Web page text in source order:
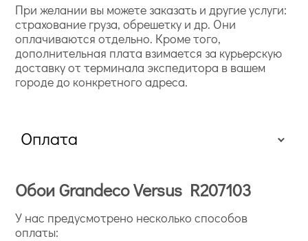
При желании вы можете заказать и другие услуги:
страхование груза, обрешетку и др. Они
оплачиваются отдельно. Кроме того,
дополнительная плата взимается за курьерскую
доставку от терминала экспедитора в вашем
городе до конкретного адреса.
Оплата
Обои Grandeco Versus R207103
У нас предусмотрено несколько способов
оплаты: